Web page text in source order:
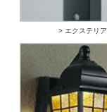
> エクステリア